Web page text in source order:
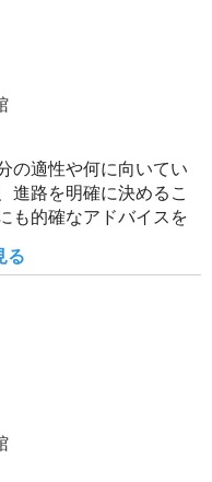
の適性や何に向いてい
進路を明確に決めるこ
も的確なアドバイスを
る